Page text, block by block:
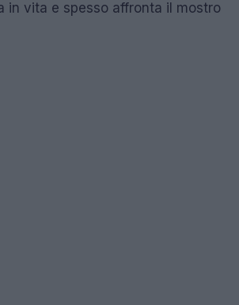
in vita e spesso affronta il mostro